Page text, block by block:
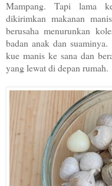
Mampang. Tapi lama
dikirimkan makanan
berusaha menurunkan
badan anak dan
kue manis ke sana dan
yang lewat di depan rumah.